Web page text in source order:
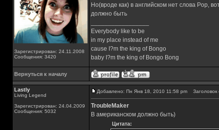
Зарегистрирован: 24.11.2008
Сообщения: 3420
Но(вроде как) в английском нет слова Pop,
должно быть
Everybody like to be
in my place instead of me
cause I?m the king of Bongo
baby I?m the king of Bongo Bong
Вернуться к началу
Lastly
Living Legend
Зарегистрирован: 24.04.2009
Сообщения: 5032
Добавлено: Пн Янв 18, 2010 11:58 pm Заголовок
TroubleMaker
В американском должно быть)
Цитата: